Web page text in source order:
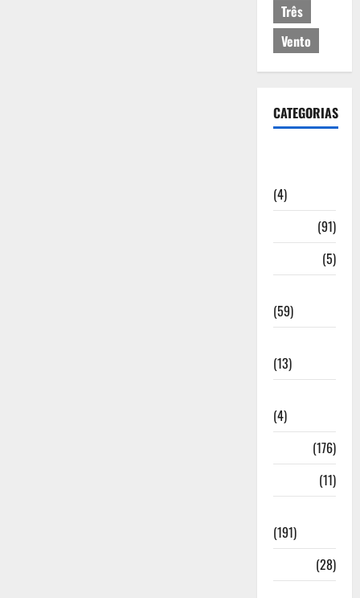
Três
Vento
CATEGORIAS
(4)
(91)
(5)
(59)
(13)
(4)
(176)
(11)
(191)
(28)